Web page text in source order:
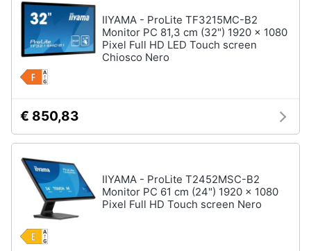
e
Giardinaggio
e
Beauty
Giocattoli
Prima
infanzia
Vedi
Tablet
Tablet
iPad
eBook
reader
Tavoletta
grafica
Vedi
tutti
IIYAMA - ProLite TF3215MC-B2
Monitor PC 81,3 cm (32") 1920 x 1080
Pixel Full HD LED Touch screen
Chiosco Nero
€ 850,83
IIYAMA - ProLite T2452MSC-B2
Monitor PC 61 cm (24") 1920 x 1080
Pixel Full HD Touch screen Nero